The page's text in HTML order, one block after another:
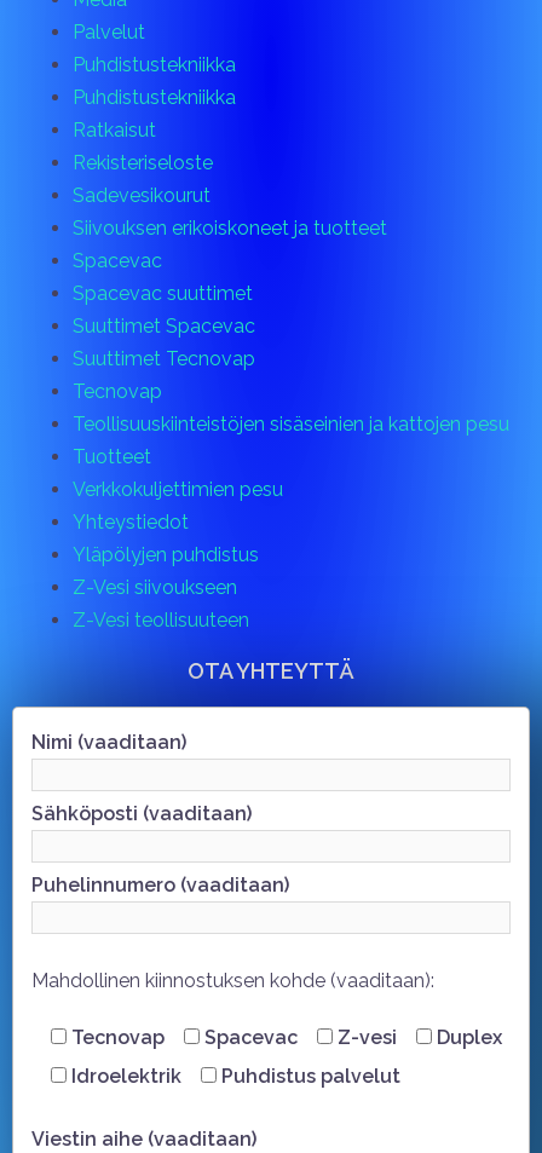
Palvelut
Puhdistustekniikka
Puhdistustekniikka
Ratkaisut
Rekisteriseloste
Sadevesikourut
Siivouksen erikoiskoneet ja tuotteet
Spacevac
Spacevac suuttimet
Suuttimet Spacevac
Suuttimet Tecnovap
Tecnovap
Teollisuuskiinteistöjen sisäseinien ja kattojen pesu
Tuotteet
Verkkokuljettimien pesu
Yhteystiedot
Yläpölyjen puhdistus
Z-Vesi siivoukseen
Z-Vesi teollisuuteen
OTA YHTEYTTÄ
Nimi (vaaditaan)
Sähköposti (vaaditaan)
Puhelinnumero (vaaditaan)
Mahdollinen kiinnostuksen kohde (vaaditaan):
Tecnovap Spacevac Z-vesi
Duplex
Idroelektrik
Puhdistus palvelut
Viestin aihe (vaaditaan)